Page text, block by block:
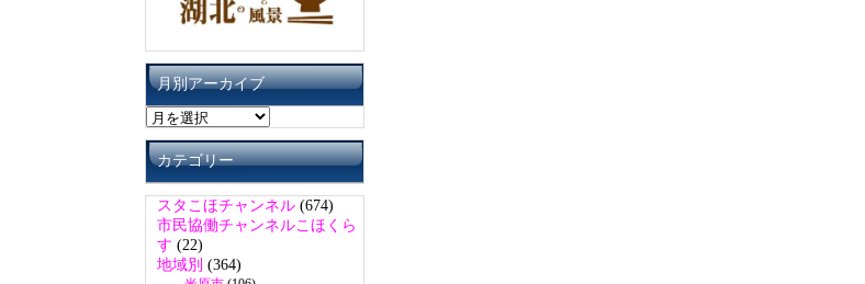
月別アーカイブ
月
別
ア
カ
イ
ブ
カテゴリー
スタこほチャンネル (674)
市民協働チャンネルこほくら
す (22)
地域別 (364)